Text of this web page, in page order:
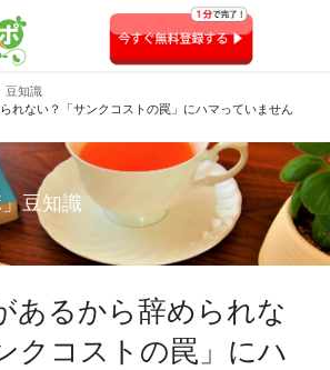
豆知識
れない？「サンクコストの罠」にハマっていません
」豆知識
あるから辞められな
クコストの罠」にハ